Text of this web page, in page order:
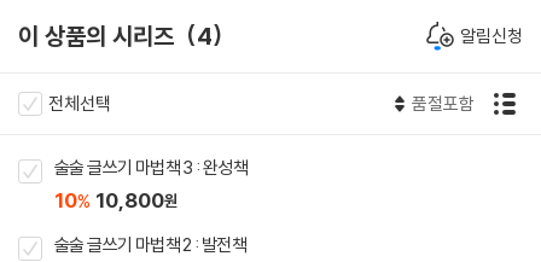
이 상품의 시리즈 4 알림신청
전체선택 품절포함
술술 글쓰기 마법책 3 : 완성책
10% 10,800원
술술 글쓰기 마법책 2 : 발전책